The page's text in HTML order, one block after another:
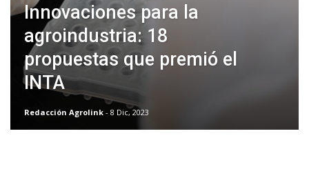
Innovaciones para la
agroindustria: 18
propuestas que premió el
INTA
Redacción Agrolink - 8 Dic, 2023